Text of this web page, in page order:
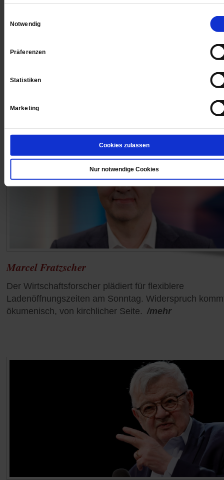
Notwendig
Präferenzen
Statistiken
Marketing
Cookies zulassen
Nur notwendige Cookies
»Die Empathie geht verloren«
Der Erfolg der AfD verändert schon jetzt das Land,
der katholische Bischof von Magdeburg, Gerhard
Die aggressive Polemik der Partei gegen die Kirchen
erinnert ihn an die Zeit in der DDR – mit einem
Marcel Fratzscher
Der Wirtschaftsforscher plädiert für flexiblere
Ladenöffnungszeiten am Sonntag. Widerspruch
ökumenisch, von kirchlicher Seite. /mehr